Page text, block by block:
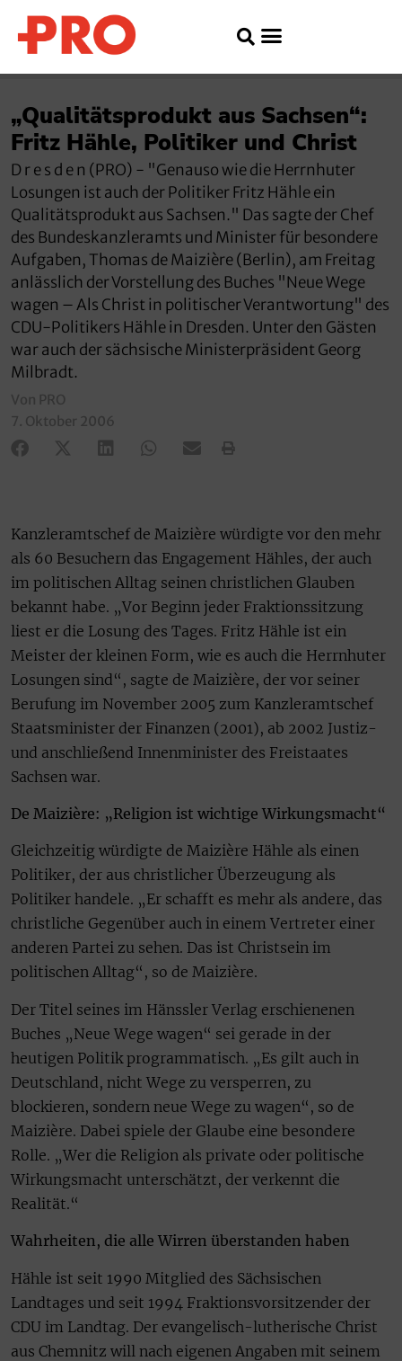
„Qualitätsprodukt aus Sachsen“:
Fritz Hähle, Politiker und Christ
D r e s d e n (PRO) - "Genauso wie die Herrnhuter
Losungen ist auch der Politiker Fritz Hähle ein
Qualitätsprodukt aus Sachsen." Das sagte der Chef
des Bundeskanzleramts und Minister für besondere
Aufgaben, Thomas de Maizière (Berlin), am Freitag
anlässlich der Vorstellung des Buches "Neue Wege
wagen – Als Christ in politischer Verantwortung" des
CDU-Politikers Hähle in Dresden. Unter den Gästen
war auch der sächsische Ministerpräsident Georg
Milbradt.
Von PRO
7. Oktober 2006
Kanzleramtschef de Maizière würdigte vor den mehr
als 60 Besuchern das Engagement Hähles, der auch
im politischen Alltag seinen christlichen Glauben
bekannt habe. „Vor Beginn jeder Fraktionssitzung
liest er die Losung des Tages. Fritz Hähle ist ein
Meister der kleinen Form, wie es auch die Herrnhuter
Losungen sind“, sagte de Maizière, der vor seiner
Berufung im November 2005 zum Kanzleramtschef
Staatsminister der Finanzen (2001), ab 2002 Justiz-
und anschließend Innenminister des Freistaates
Sachsen war.
De Maizière: „Religion ist wichtige Wirkungsmacht“
Gleichzeitig würdigte de Maizière Hähle als einen
Politiker, der aus christlicher Überzeugung als
Politiker handele. „Er schafft es mehr als andere, das
christliche Gegenüber auch in einem Vertreter einer
anderen Partei zu sehen. Das ist Christsein im
politischen Alltag“, so de Maizière.
Der Titel seines im Hänssler Verlag erschienenen
Buches „Neue Wege wagen“ sei gerade in der
heutigen Politik programmatisch. „Es gilt auch in
Deutschland, nicht Wege zu versperren, zu
blockieren, sondern neue Wege zu wagen“, so de
Maizière. Dabei spiele der Glaube eine besondere
Rolle. „Wer die Religion als private oder politische
Wirkungsmacht unterschätzt, der verkennt die
Realität.“
Wahrheiten, die alle Wirren überstanden haben
Hähle ist seit 1990 Mitglied des Sächsischen
Landtages und seit 1994 Fraktionsvorsitzender der
CDU im Landtag. Der evangelisch-lutherische Christ
aus Chemnitz will nach eigenen Angaben mit seinem